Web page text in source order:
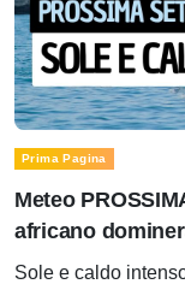
Prima Pagina
Meteo
africano
Sole e caldo